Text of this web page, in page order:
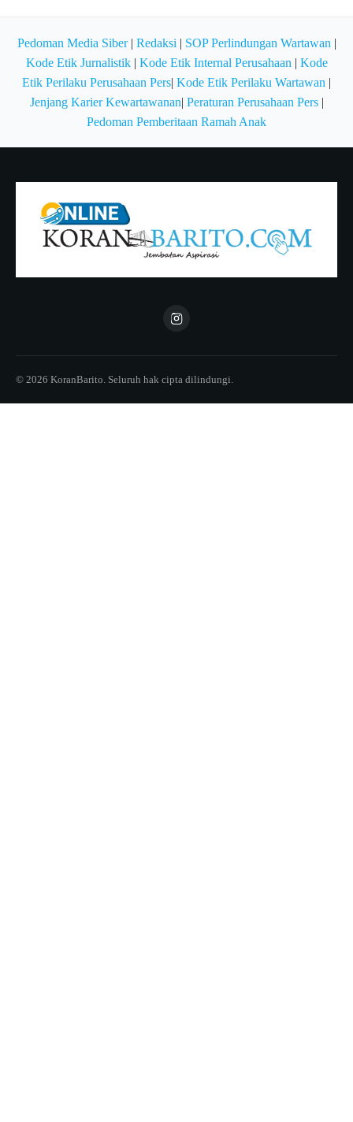
Pedoman Media Siber| Redaksi | SOP Perlindungan Wartawan |
Kode Etik Jurnalistik| Kode Etik Internal Perusahaan | Kode
Etik Perilaku Perusahaan Pers| Kode Etik Perilaku Wartawan |
Jenjang Karier Kewartawanan| Peraturan Perusahaan Pers|
Pedoman Pemberitaan Ramah Anak
© 2026 KoranBarito. Seluruh hak cipta dilindungi.